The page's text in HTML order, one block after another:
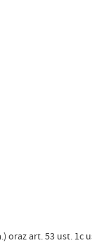
art. 53 ust. 1c